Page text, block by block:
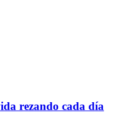
rezando cada día